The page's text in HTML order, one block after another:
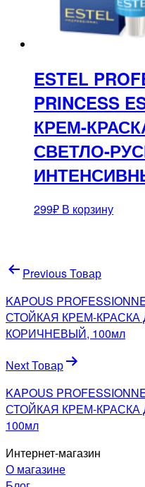
ESTEL
PRINCESS
КРЕМ-
СВЕТЛО-
299₽ В корзину
Навигация
по
записям
Previous Товар
KAPOUS
СТОЙКАЯ КРЕМ-
КОРИЧНЕВЫЙ, 100мл
Next Товар
KAPOUS
СТОЙКАЯ КРЕМ-
100мл
Интернет-магазин
О магазине